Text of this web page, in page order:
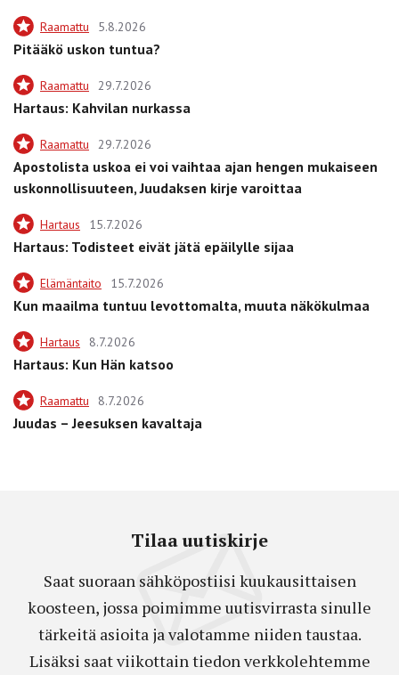
Raamattu 5.8.2026
Pitääkö uskon tuntua?
Raamattu 29.7.2026
Hartaus: Kahvilan nurkassa
Raamattu 29.7.2026
Apostolista uskoa ei voi vaihtaa ajan hengen mukaiseen
uskonnollisuuteen, Juudaksen kirje varoittaa
Hartaus 15.7.2026
Hartaus: Todisteet eivät jätä epäilylle sijaa
Elämäntaito 15.7.2026
Kun maailma tuntuu levottomalta, muuta näkökulmaa
Hartaus 8.7.2026
Hartaus: Kun Hän katsoo
Raamattu 8.7.2026
Juudas – Jeesuksen kavaltaja
Tilaa uutiskirje
Saat suoraan sähköpostiisi kuukausittaisen
koosteen, jossa poimimme uutisvirrasta sinulle
tärkeitä asioita ja valotamme niiden taustaa.
Lisäksi saat viikottain tiedon verkkolehtemme